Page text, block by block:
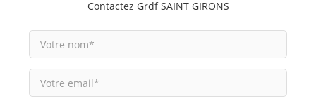
Contactez Grdf SAINT GIRONS